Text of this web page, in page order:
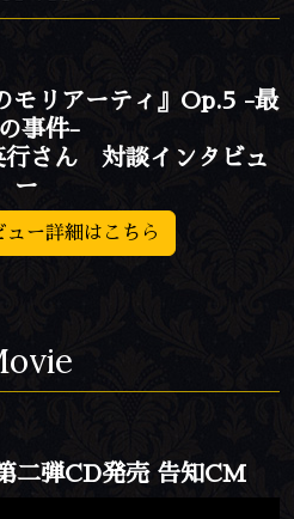
モリアーティ』Op.5 -最
事件-
行さん 対談インタビュ
ー
ュー詳細はこちら
二弾CD発売 告知CM